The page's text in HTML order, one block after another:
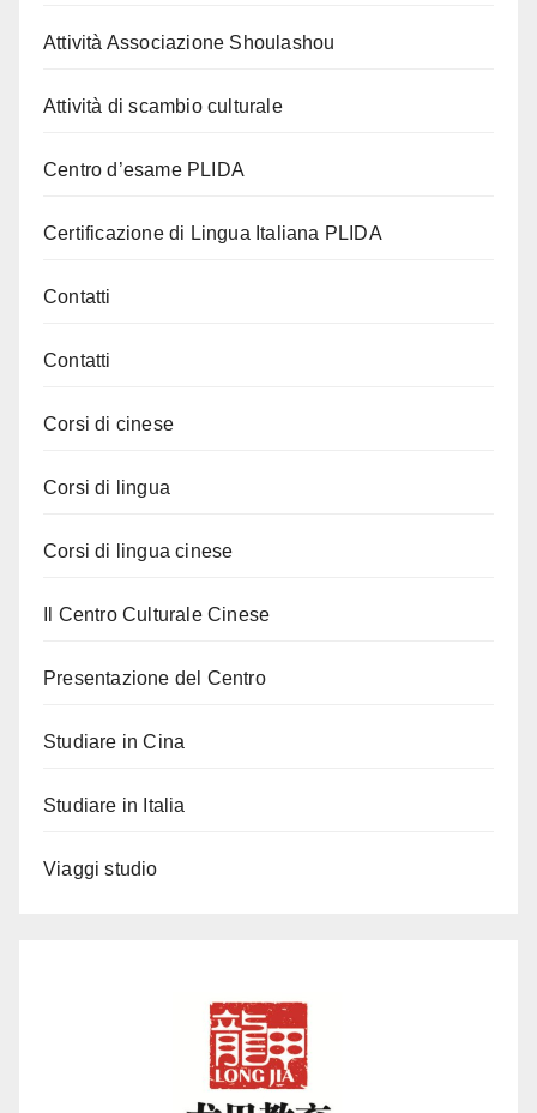
Attività Associazione Shoulashou
Attività di scambio culturale
Centro d’esame PLIDA
Certificazione di Lingua Italiana PLIDA
Contatti
Contatti
Corsi di cinese
Corsi di lingua
Corsi di lingua cinese
Il Centro Culturale Cinese
Presentazione del Centro
Studiare in Cina
Studiare in Italia
Viaggi studio